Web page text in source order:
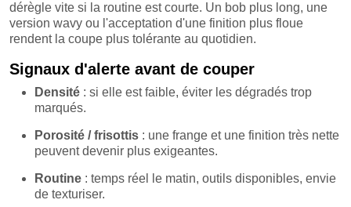
dérègle vite si la routine est courte. Un bob plus long, une
version wavy ou l'acceptation d'une finition plus floue
rendent la coupe plus tolérante au quotidien.
Signaux d'alerte avant de couper
Densité : si elle est faible, éviter les dégradés trop
marqués.
Porosité / frisottis : une frange et une finition très nette
peuvent devenir plus exigeantes.
Routine : temps réel le matin, outils disponibles, envie
de texturiser.